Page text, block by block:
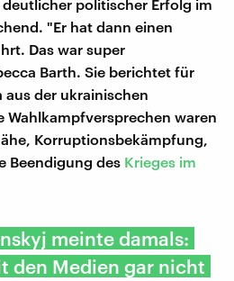
politischer Erfolg im
"Er hat dann einen
Das war super
Barth. Sie berichtet für
der ukrainischen
Wahlkampfversprechen waren
Korruptionsbekämpfung,
Beendigung des Krieges im
meinte damals:
den Medien gar nicht